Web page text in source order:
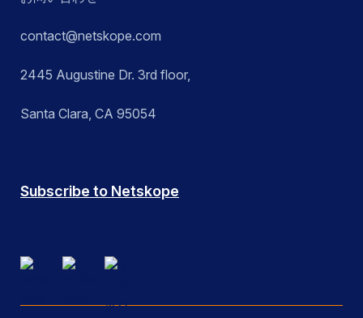
contact@netskope.com
2445 Augustine Dr. 3rd floor,
Santa Clara, CA 95054
Subscribe to Netskope